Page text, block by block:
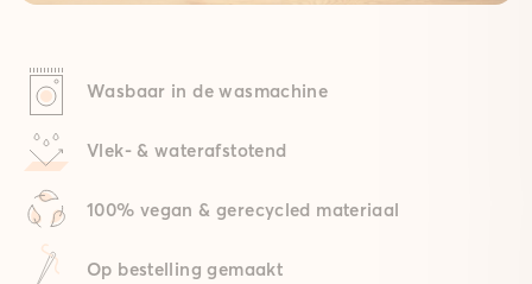
Wasbaar in de wasmachine
Vlek- & waterafstotend
100% vegan & gerecycled materiaal
Op bestelling gemaakt